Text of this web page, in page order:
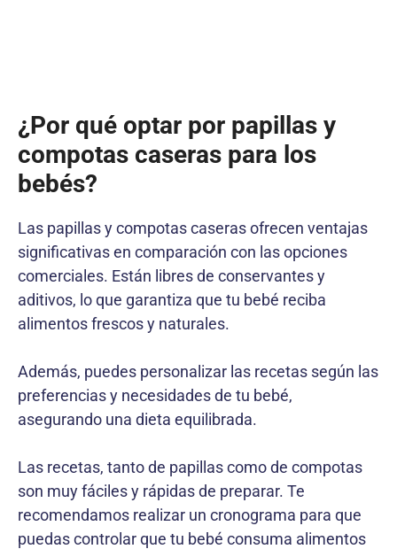
¿Por qué optar por papillas y
compotas caseras para los
bebés?
Las papillas y compotas caseras ofrecen ventajas
significativas en comparación con las opciones
comerciales. Están libres de conservantes y
aditivos, lo que garantiza que tu bebé reciba
alimentos frescos y naturales.
Además, puedes personalizar las recetas según las
preferencias y necesidades de tu bebé,
asegurando una dieta equilibrada.
Las recetas, tanto de papillas como de compotas
son muy fáciles y rápidas de preparar. Te
recomendamos realizar un cronograma para que
puedas controlar que tu bebé consuma alimentos